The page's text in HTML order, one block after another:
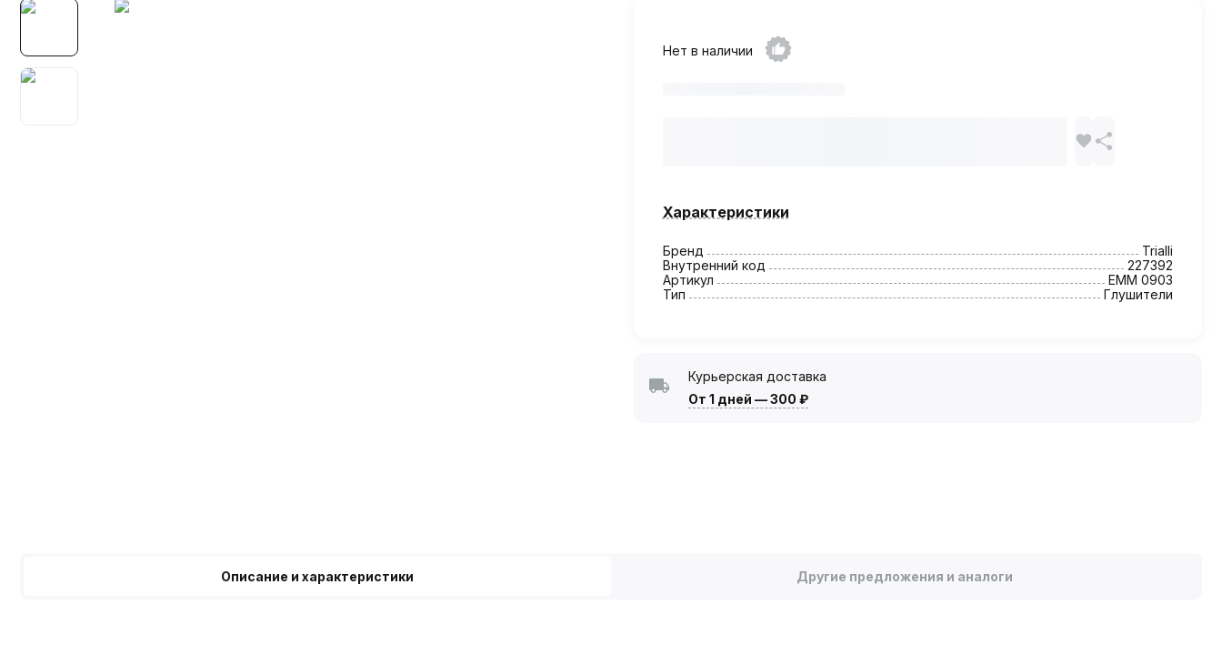
Нет в наличии
Характеристики
Бренд
Trialli
Внутренний код
227392
Артикул
EMM 0903
Тип
Глушители
Курьерская доставка
От 1 дней —300 ₽
Описание и характеристики Другие предложения и аналоги